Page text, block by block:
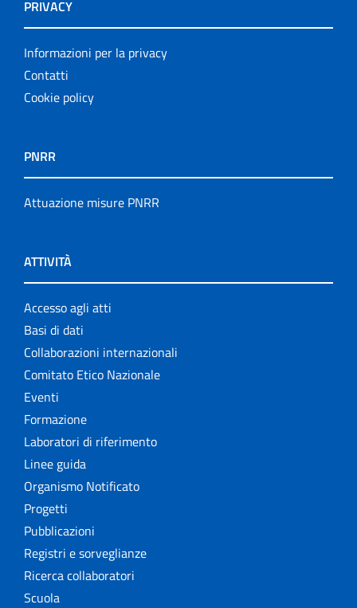
PRIVACY
Informazioni per la privacy
Contatti
Cookie policy
PNRR
Attuazione misure PNRR
ATTIVITÀ
Accesso agli atti
Basi di dati
Collaborazioni internazionali
Comitato Etico Nazionale
Eventi
Formazione
Laboratori di riferimento
Linee guida
Organismo Notificato
Progetti
Pubblicazioni
Registri e sorveglianze
Ricerca collaboratori
Scuola